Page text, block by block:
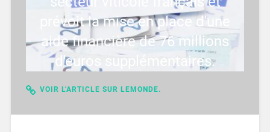
prévoit la mise en place d'une
aide financière de 76 millions
d'euros supplémentaires.
VOIR L'ARTICLE SUR LEMONDE.